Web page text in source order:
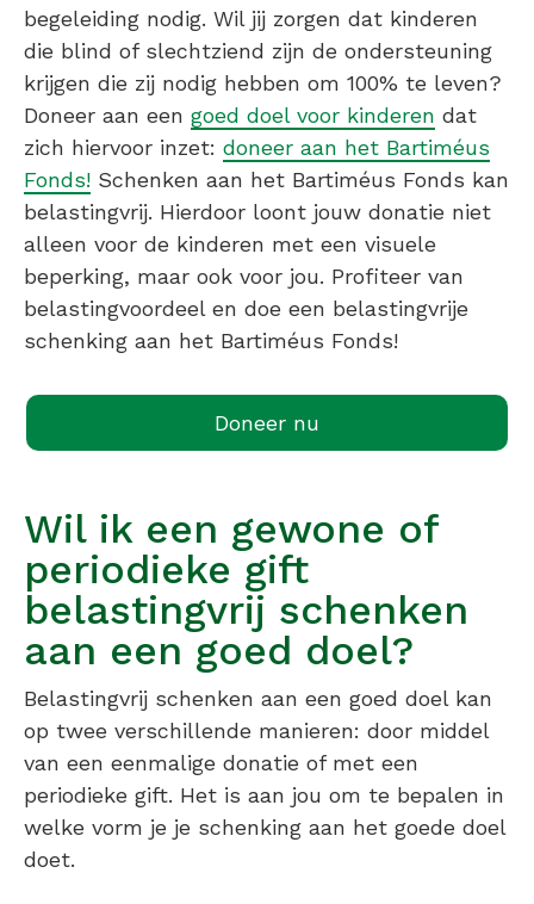
begeleiding nodig. Wil jij zorgen dat kinderen
die blind of slechtziend zijn de ondersteuning
krijgen die zij nodig hebben om 100% te leven?
Doneer aan een goed doel voor kinderen dat
zich hiervoor inzet: doneer aan het Bartiméus
Fonds! Schenken aan het Bartiméus Fonds kan
belastingvrij. Hierdoor loont jouw donatie niet
alleen voor de kinderen met een visuele
beperking, maar ook voor jou. Profiteer van
belastingvoordeel en doe een belastingvrije
schenking aan het Bartiméus Fonds!
Doneer nu
Wil ik een gewone of
periodieke gift
belastingvrij schenken
aan een goed doel?
Belastingvrij schenken aan een goed doel kan
op twee verschillende manieren: door middel
van een eenmalige donatie of met een
periodieke gift. Het is aan jou om te bepalen in
welke vorm je je schenking aan het goede doel
doet.